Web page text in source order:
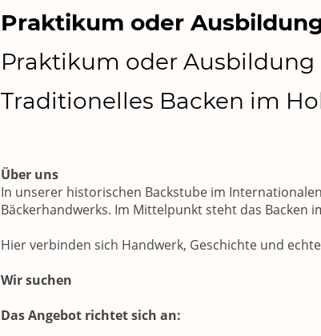
Praktikum oder
Praktikum oder
Traditionelles Backen im
Über uns
In unserer historischen Backstube im
Bäckerhandwerks. Im Mittelpunkt steht das Backen
Hier verbinden sich Handwerk, Geschichte und
Wir suchen
Das Angebot richtet sich an: